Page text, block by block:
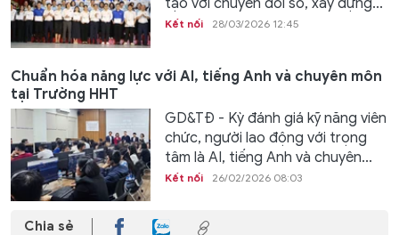
tạo với chuyển đổi số, xây dựng...
Kết nối 28/03/2026 12:45
Chuẩn hóa năng lực với AI, tiếng Anh và chuyên môn
tại Trường HHT
GD&TĐ - Kỳ đánh giá kỹ năng viên
chức, người lao động với trọng
tâm là AI, tiếng Anh và chuyên...
Kết nối 26/02/2026 08:03
Chia sẻ